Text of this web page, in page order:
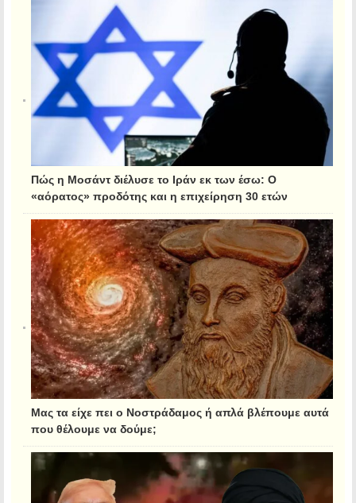
Πώς η Μοσάντ διέλυσε το Ιράν εκ των έσω: Ο
«αόρατος» προδότης και η επιχείρηση 30 ετών
Μας τα είχε πει ο Νοστράδαμος ή απλά βλέπουμε αυτά
που θέλουμε να δούμε;